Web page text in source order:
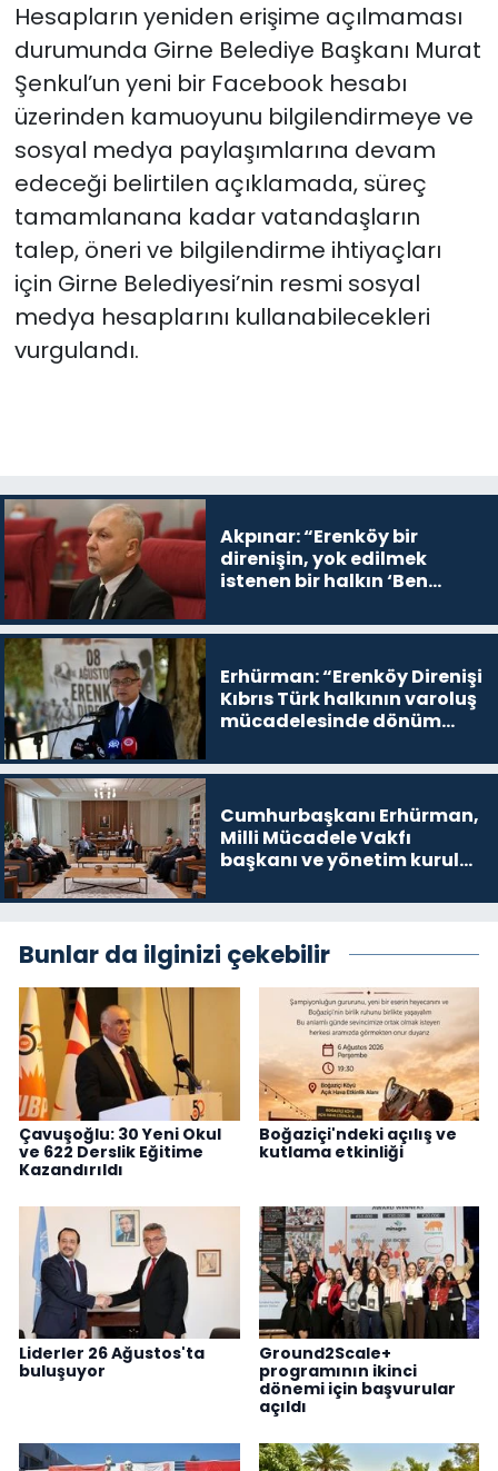
Hesapların yeniden erişime açılmaması
durumunda Girne Belediye Başkanı Murat
Şenkul’un yeni bir Facebook hesabı
üzerinden kamuoyunu bilgilendirmeye ve
sosyal medya paylaşımlarına devam
edeceği belirtilen açıklamada, süreç
tamamlanana kadar vatandaşların
talep, öneri ve bilgilendirme ihtiyaçları
için Girne Belediyesi’nin resmi sosyal
medya hesaplarını kullanabilecekleri
vurgulandı.
Akpınar: “Erenköy bir
direnişin, yok edilmek
istenen bir halkın ‘Ben
devam edeceğim’ dediği
Erhürman: “Erenköy Direnişi
Kıbrıs Türk halkının varoluş
mücadelesinde dönüm
Cumhurbaşkanı Erhürman,
Milli Mücadele Vakfı
başkanı ve yönetim kurulu
Bunlar da ilginizi çekebilir
Çavuşoğlu: 30 Yeni Okul
ve 622 Derslik Eğitime
Kazandırıldı
Boğaziçi'ndeki açılış ve
kutlama etkinliği
Liderler 26 Ağustos'ta
buluşuyor
Ground2Scale+
programının ikinci
dönemi için başvurular
açıldı
Yazarlar